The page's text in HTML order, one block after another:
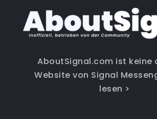
AboutSignal.com ist keine
Website von Signal
lesen >